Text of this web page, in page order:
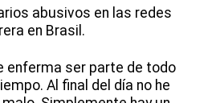
abusivos en las redes
en Brasil.
enferma ser parte de todo
Al final del día no he